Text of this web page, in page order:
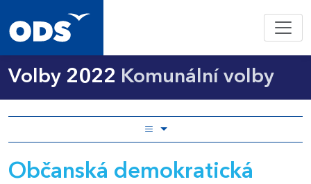
Volby 2022 Komunální volby
Občanská demokratická